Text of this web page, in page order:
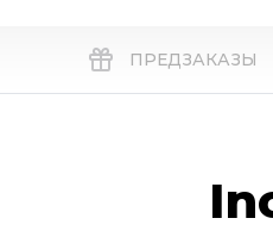
ПРЕДЗАКАЗЫ